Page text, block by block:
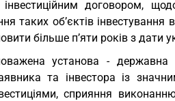
інвестиційним договором,
таких об’єктів інвестування
більше п’яти років з дати
установа - державна
та інвестора із
сприяння